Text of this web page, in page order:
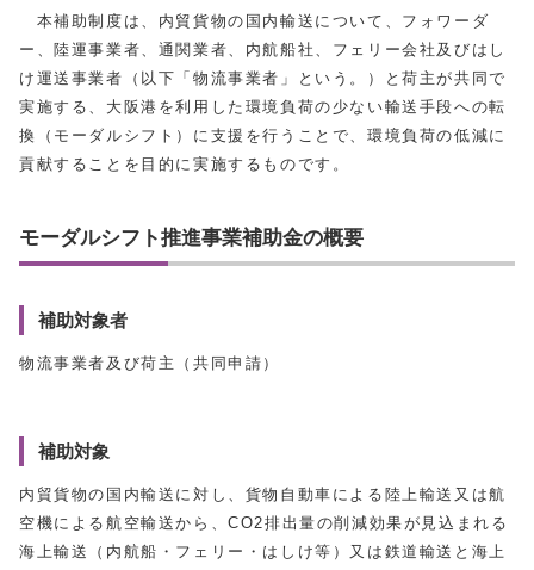
本補助制度は、内貿貨物の国内輸送について、フォワーダ
ー、陸運事業者、通関業者、内航船社、フェリー会社及びはし
け運送事業者（以下「物流事業者」という。）と荷主が共同で
実施する、大阪港を利用した環境負荷の少ない輸送手段への転
換（モーダルシフト）に支援を行うことで、環境負荷の低減に
貢献することを目的に実施するものです。
モーダルシフト推進事業補助金の概要
補助対象者
物流事業者及び荷主（共同申請）
補助対象
内貿貨物の国内輸送に対し、貨物自動車による陸上輸送又は航
空機による航空輸送から、CO2排出量の削減効果が見込まれる
海上輸送（内航船・フェリー・はしけ等）又は鉄道輸送と海上